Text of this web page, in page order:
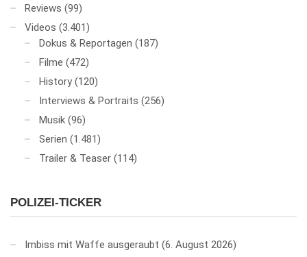
Reviews (99)
Videos (3.401)
Dokus & Reportagen (187)
Filme (472)
History (120)
Interviews & Portraits (256)
Musik (96)
Serien (1.481)
Trailer & Teaser (114)
POLIZEI-TICKER
Imbiss mit Waffe ausgeraubt 6. August 2026